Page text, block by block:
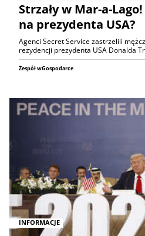
Strzały w Mar-a-
na prezydenta USA?
Agenci Secret Service zastrzelili
rezydencji prezydenta USA Donalda
Zespół wGospodarce
INFORMACJE